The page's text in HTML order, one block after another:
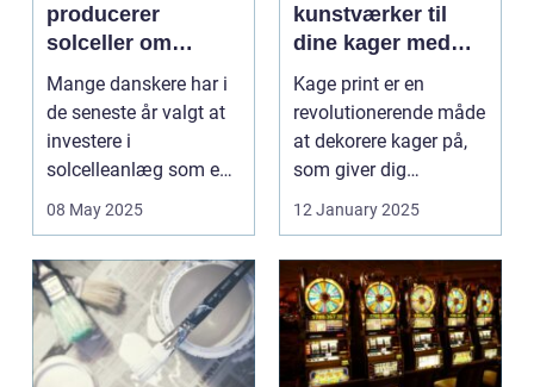
producerer
solceller om
vinteren?
Mange danskere har i
de seneste år valgt at
investere i
solcelleanlæg som en
bæred...
08 May 2025
kunstværker til
dine kager med
kage print
Kage print er en
revolutionerende måde
at dekorere kager på,
som giver dig
mulighed for ...
12 January 2025